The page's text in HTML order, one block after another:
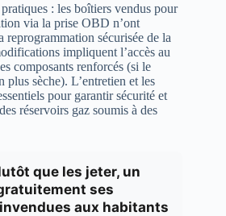
: les boîtiers vendus pour
via la prise OBD n’ont
reprogrammation sécurisée de la
impliquent l’accès au
composants renforcés (si le
plus sèche). L’entretien et les
pour garantir sécurité et
réservoirs gaz soumis à des
que les jeter, un
ses
aux habitants